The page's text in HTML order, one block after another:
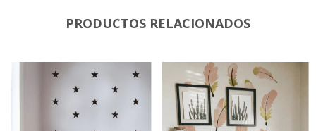
PRODUCTOS RELACIONADOS